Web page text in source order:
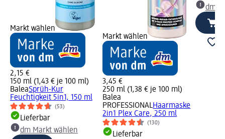
Markt wählen
2,15 €
150 ml (1,43 € je 100 ml)
BaleaSprüh-Kur
Feuchtigkeit 5in1, 150 ml
(53)
Lieferbar
dm Markt wählen
Markt wählen
3,45 €
250 ml (1,38 € je 100 ml)
Balea
PROFESSIONALHaarmaske
2in1 Plex Care, 250 ml
(130)
Lieferbar
dm